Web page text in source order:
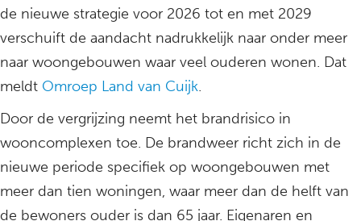
de nieuwe strategie voor 2026 tot en met 2029
verschuift de aandacht nadrukkelijk naar onder meer
naar woongebouwen waar veel ouderen wonen. Dat
meldt Omroep Land van Cuijk.
Door de vergrijzing neemt het brandrisico in
wooncomplexen toe. De brandweer richt zich in de
nieuwe periode specifiek op woongebouwen met
meer dan tien woningen, waar meer dan de helft van
de bewoners ouder is dan 65 jaar. Eigenaren en